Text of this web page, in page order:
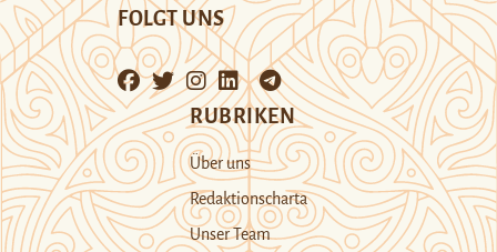
FOLGT UNS
RUBRIKEN
Über uns
Redaktionscharta
Unser Team